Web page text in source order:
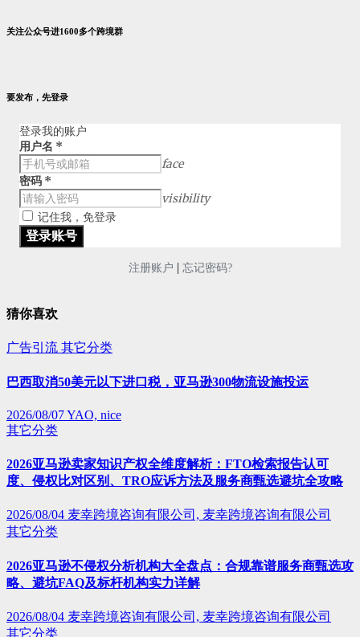
关注公众号进1600多个跨境群
要发布，先登录
登录我的账户
用户名 *
face
密码 *
visibility
记住我，免登录
注册账户 | 忘记密码?
猜你喜欢
广告引流 其它分类
巴西取消50美元以下进口税，亚马逊300物流设施投运
2026/08/07YAO, nice
其它分类
2026亚马逊卖家知识产权全维度解析：FTO检索报告认可
度、侵权比对区别、TRO应诉方法及服务商甄选避坑全攻略
2026/08/04 麦幸跨境咨询有限公司, 麦幸跨境咨询有限公司
其它分类
2026亚马逊不侵权分析机构大全盘点：合规靠谱服务商甄选攻
略、避坑FAQ及标杆机构实力详解
2026/08/04 麦幸跨境咨询有限公司, 麦幸跨境咨询有限公司
其它分类